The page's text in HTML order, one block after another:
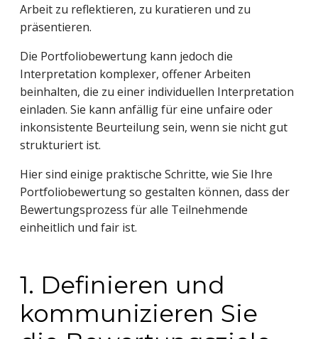
Arbeit zu reflektieren, zu kuratieren und zu
präsentieren.
Die Portfoliobewertung kann jedoch die
Interpretation komplexer, offener Arbeiten
beinhalten, die zu einer individuellen Interpretation
einladen. Sie kann anfällig für eine unfaire oder
inkonsistente Beurteilung sein, wenn sie nicht gut
strukturiert ist.
Hier sind einige praktische Schritte, wie Sie Ihre
Portfoliobewertung so gestalten können, dass der
Bewertungsprozess für alle Teilnehmende
einheitlich und fair ist.
1. Definieren und
kommunizieren Sie